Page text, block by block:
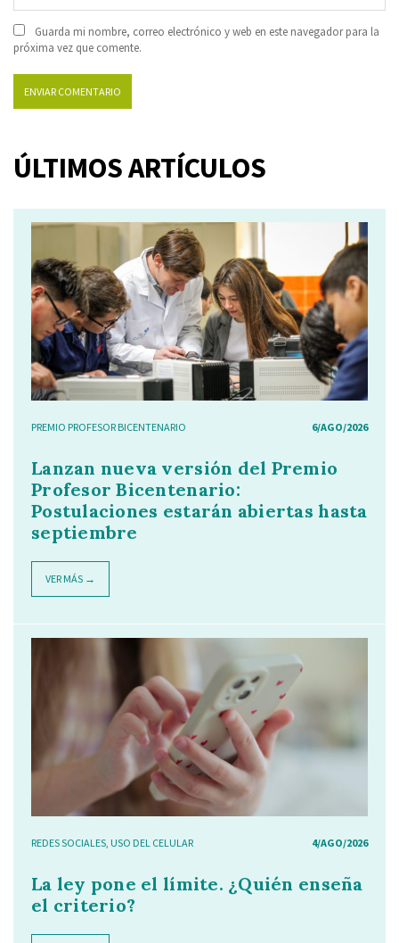
Guarda mi nombre, correo electrónico y web en este navegador para la
próxima vez que comente.
ÚLTIMOS ARTÍCULOS
PREMIO PROFESOR BICENTENARIO 6/AGO/2026
Lanzan nueva versión del Premio
Profesor Bicentenario:
Postulaciones estarán abiertas hasta
septiembre
VER MÁS →
REDES SOCIALES USO DEL CELULAR 4/AGO/2026
La ley pone el límite. ¿Quién enseña
el criterio?